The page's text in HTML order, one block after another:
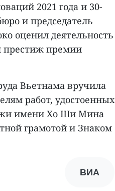
2021 года и 30-
и председатель
оценил деятельность
престиж премии
Вьетнама вручила
работ, удостоенных
имени Хо Ши Мина
грамотой и Знаком
ВИА